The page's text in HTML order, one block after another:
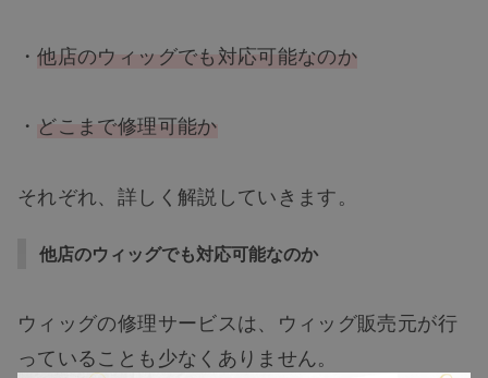
TOP
・他店のウィッグでも対応可能なのか
・ どこまで修理可能か
それぞれ、詳しく解説していきます。
他店のウィッグでも対応可能なのか
ウィッグの修理サービスは、ウィッグ販売元が行
っていることも少なくありません。